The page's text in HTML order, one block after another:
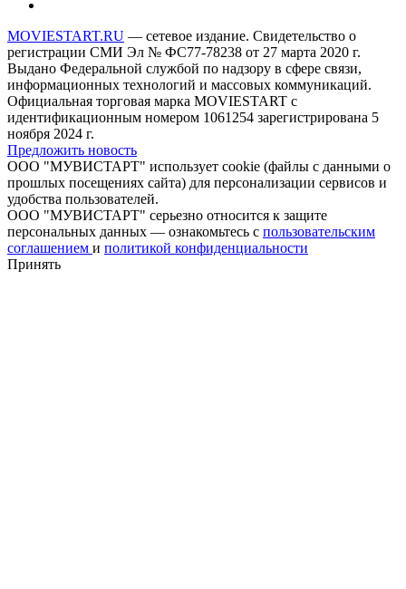
MOVIESTART.RU — сетевое издание. Свидетельство о
регистрации СМИ Эл № ФС77-78238 от 27 марта 2020 г.
Выдано Федеральной службой по надзору в сфере связи,
информационных технологий и массовых коммуникаций.
Официальная торговая марка MOVIESTART с
идентификационным номером 1061254 зарегистрирована 5
ноября 2024 г.
Предложить новость
ООО "МУВИСТАРТ" использует cookie (файлы с данными о
прошлых посещениях сайта) для персонализации сервисов и
удобства пользователей.
ООО "МУВИСТАРТ" серьезно относится к защите
персональных данных — ознакомьтесь с пользовательским
соглашением и политикой конфиденциальности
Принять